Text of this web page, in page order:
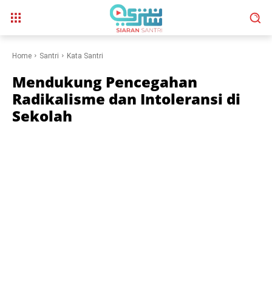
Home Santri Kata Santri
Mendukung Pencegahan
Radikalisme dan Intoleransi di
Sekolah